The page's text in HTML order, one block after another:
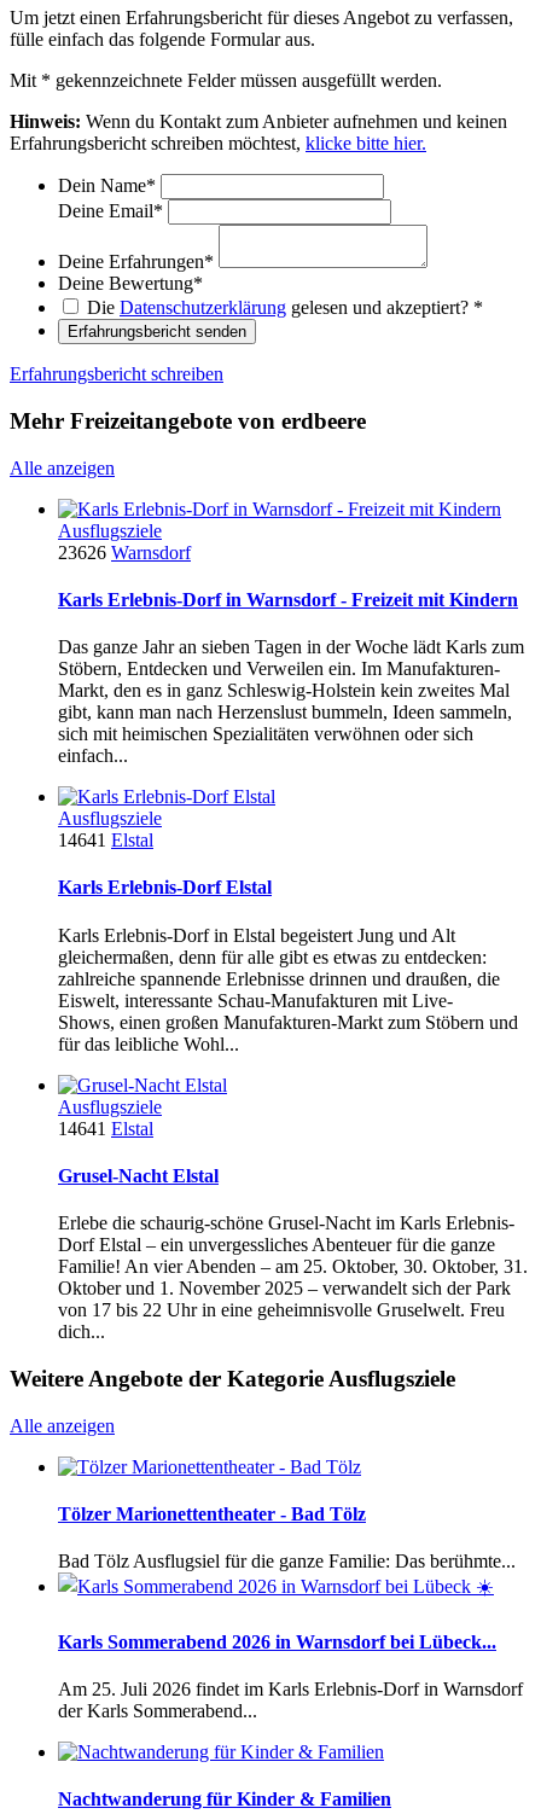
Um jetzt einen Erfahrungsbericht für dieses Angebot zu verfassen,
fülle einfach das folgende Formular aus.
Mit * gekennzeichnete Felder müssen ausgefüllt werden.
Hinweis: Wenn du Kontakt zum Anbieter aufnehmen und keinen
Erfahrungsbericht schreiben möchtest, klicke bitte hier.
Dein Name*
Deine Email*
Deine Erfahrungen*
Deine Bewertung*
Die Datenschutzerklärung gelesen und akzeptiert? *
Erfahrungsbericht senden
Erfahrungsbericht schreiben
Mehr Freizeitangebote von erdbeere
Alle anzeigen
Ausflugsziele
23626 Warnsdorf
Karls Erlebnis-Dorf in Warnsdorf - Freizeit mit Kindern
Das ganze Jahr an sieben Tagen in der Woche lädt Karls zum
Stöbern, Entdecken und Verweilen ein. Im Manufakturen-
Markt, den es in ganz Schleswig-Holstein kein zweites Mal
gibt, kann man nach Herzenslust bummeln, Ideen sammeln,
sich mit heimischen Spezialitäten verwöhnen oder sich
einfach...
Ausflugsziele
14641 Elstal
Karls Erlebnis-Dorf Elstal
Karls Erlebnis-Dorf in Elstal begeistert Jung und Alt
gleichermaßen, denn für alle gibt es etwas zu entdecken:
zahlreiche spannende Erlebnisse drinnen und draußen, die
Eiswelt, interessante Schau-Manufakturen mit Live-
Shows, einen großen Manufakturen-Markt zum Stöbern und
für das leibliche Wohl...
Ausflugsziele
14641 Elstal
Grusel-Nacht Elstal
Erlebe die schaurig-schöne Grusel-Nacht im Karls Erlebnis-
Dorf Elstal – ein unvergessliches Abenteuer für die ganze
Familie! An vier Abenden – am 25. Oktober, 30. Oktober, 31.
Oktober und 1. November 2025 – verwandelt sich der Park
von 17 bis 22 Uhr in eine geheimnisvolle Gruselwelt. Freu
dich...
Weitere Angebote der Kategorie Ausflugsziele
Alle anzeigen
Tölzer Marionettentheater - Bad Tölz
Bad Tölz Ausflugsiel für die ganze Familie: Das berühmte...
Karls Sommerabend 2026 in Warnsdorf bei Lübeck...
Am 25. Juli 2026 findet im Karls Erlebnis-Dorf in Warnsdorf
der Karls Sommerabend...
Nachtwanderung für Kinder & Familien